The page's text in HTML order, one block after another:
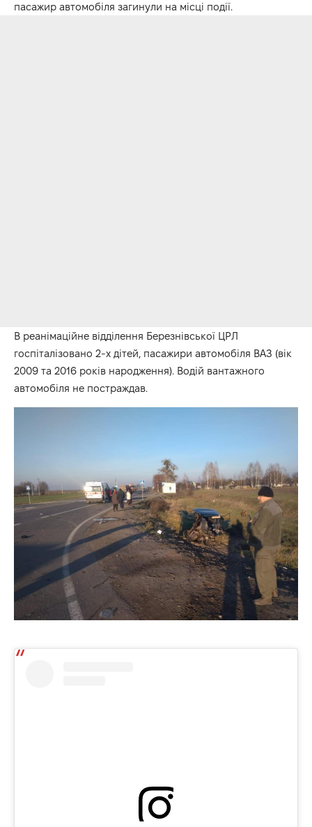
пасажир автомобіля загинули на місці події.
В реанімаційне відділення Березнівської ЦРЛ
госпіталізовано 2-х дітей, пасажири автомобіля ВАЗ (вік
2009 та 2016 років народження). Водій вантажного
автомобіля не постраждав.